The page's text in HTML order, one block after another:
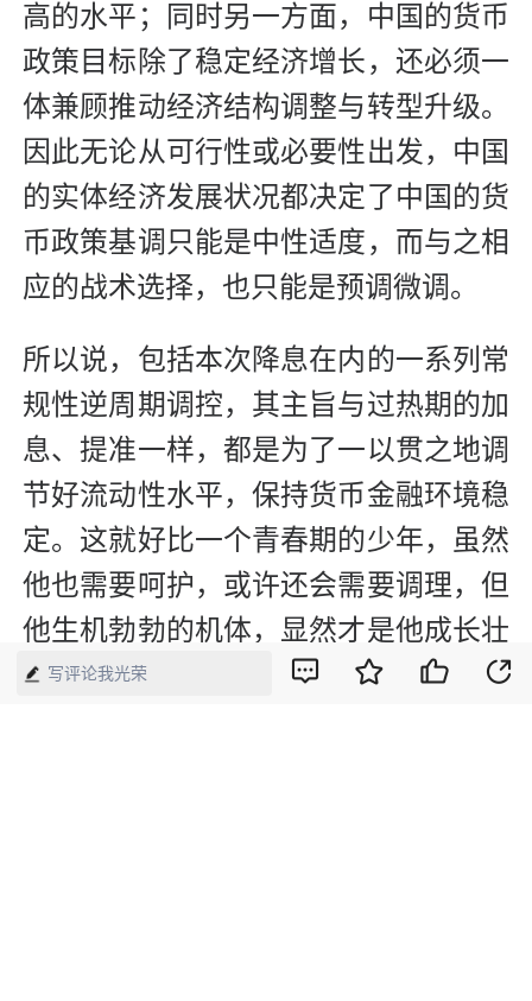
高的水平；同时另一方面，中国的货币
政策目标除了稳定经济增长，还必须一
体兼顾推动经济结构调整与转型升级。
因此无论从可行性或必要性出发，中国
的实体经济发展状况都决定了中国的货
币政策基调只能是中性适度，而与之相
应的战术选择，也只能是预调微调。
所以说，包括本次降息在内的一系列常
规性逆周期调控，其主旨与过热期的加
息、提准一样，都是为了一以贯之地调
节好流动性水平，保持货币金融环境稳
定。这就好比一个青春期的少年，虽然
他也需要呵护，或许还会需要调理，但
他生机勃勃的机体，显然才是他成长壮
大最好的保障。
写评论我光荣